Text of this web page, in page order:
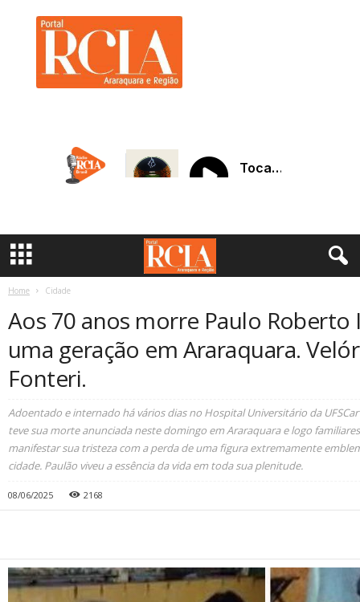
a
Home Cidade
Aos 70 anos morre Paulo
uma geração em Araraquara.
Fonteri.
Adoentado e internado há vários dias no Hospital Universitário da
teve sua morte anunciada neste domingo em Araraquara e logo
manifestar sua tristeza com a perda de uma figura extremamente
cidade. Paulão viveu a essência da vida em toda sua plenitude.
08/06/2025 2168